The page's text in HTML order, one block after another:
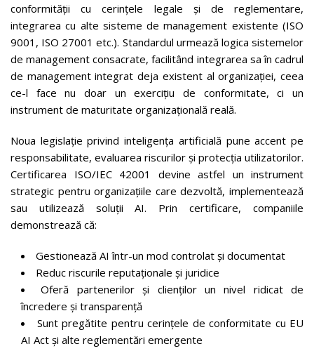
conformității cu cerințele legale și de reglementare,
integrarea cu alte sisteme de management existente (ISO
9001, ISO 27001 etc.). Standardul urmează logica sistemelor
de management consacrate, facilitând integrarea sa în cadrul
de management integrat deja existent al organizației, ceea
ce-l face nu doar un exercițiu de conformitate, ci un
instrument de maturitate organizațională reală.
Noua legislație privind inteligența artificială pune accent pe
responsabilitate, evaluarea riscurilor și protecția utilizatorilor.
Certificarea ISO/IEC 42001 devine astfel un instrument
strategic pentru organizațiile care dezvoltă, implementează
sau utilizează soluții AI. Prin certificare, companiile
demonstrează că:
Gestionează AI într-un mod controlat și documentat
Reduc riscurile reputaționale și juridice
Oferă partenerilor și clienților un nivel ridicat de
încredere și transparență
Sunt pregătite pentru cerințele de conformitate cu EU
AI Act și alte reglementări emergente